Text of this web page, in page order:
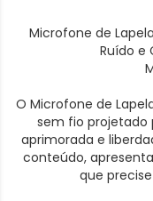
Microfone de
Ruído e
O Microfone de
sem fio projetado
aprimorada e
conteúdo,
que